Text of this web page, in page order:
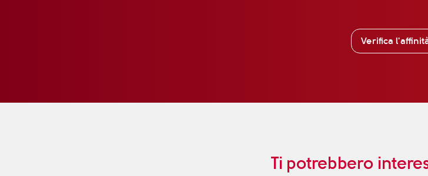
Verifica
Ti potrebbero